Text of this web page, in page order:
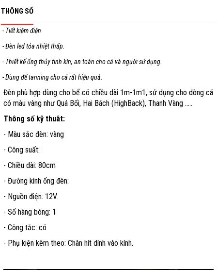
THÔNG SỐ
- Tiết kiệm điện
- Đèn led tỏa nhiệt thấp.
- Thiết kế ống thủy tinh kín, an toàn cho cá và người sử dụng.
- Dùng để tanning cho cá rất hiệu quả.
Đèn phù hợp dùng cho bể có chiều dài 1m-1m1, sử dụng cho dòng cá
có màu vàng như Quá Bối, Hai Bách (HighBack), Thanh Vàng .....
Thông số kỹ thuât:
- Màu sắc đèn: vàng
- Công suất:
- Chiều dài: 80cm
- Đường kính ống đèn:
- Nguồn điện: 12V
- Số hàng bóng: 1
- Công tắc: có
- Phụ kiện kèm theo: Chân hít dính vào kính.